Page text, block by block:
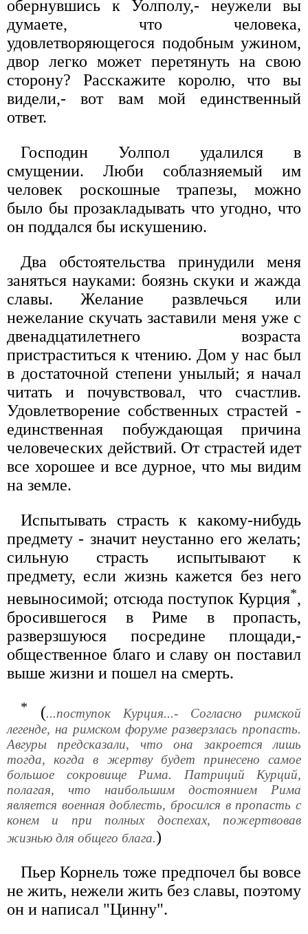
обернувшись к Уолполу,- неужели вы
думаете, что человека,
удовлетворяющегося подобным ужином,
двор легко может перетянуть на свою
сторону? Расскажите королю, что вы
видели,- вот вам мой единственный
ответ.
Господин Уолпол удалился в
смущении. Люби соблазняемый им
человек роскошные трапезы, можно
было бы прозакладывать что угодно, что
он поддался бы искушению.
Два обстоятельства принудили меня
заняться науками: боязнь скуки и жажда
славы. Желание развлечься или
нежелание скучать заставили меня уже с
двенадцатилетнего возраста
пристраститься к чтению. Дом у нас был
в достаточной степени унылый; я начал
читать и почувствовал, что счастлив.
Удовлетворение собственных страстей -
единственная побуждающая причина
человеческих действий. От страстей идет
все хорошее и все дурное, что мы видим
на земле.
Испытывать страсть к какому-нибудь
предмету - значит неустанно его желать;
сильную страсть испытывают к
предмету, если жизнь кажется без него
невыносимой; отсюда поступок Курция*,
бросившегося в Риме в пропасть,
разверзшуюся посредине площади,-
общественное благо и славу он поставил
выше жизни и пошел на смерть.
* (...поступок Курция...- Согласно римской
легенде, на римском форуме разверзлась пропасть.
Авгуры предсказали, что она закроется лишь
тогда, когда в жертву будет принесено самое
большое сокровище Рима. Патриций Курций,
полагая, что наибольшим достоянием Рима
является военная доблесть, бросился в пропасть с
конем и при полных доспехах, пожертвовав
жизнью для общего блага.)
Пьер Корнель тоже предпочел бы вовсе
не жить, нежели жить без славы, поэтому
он и написал "Цинну".